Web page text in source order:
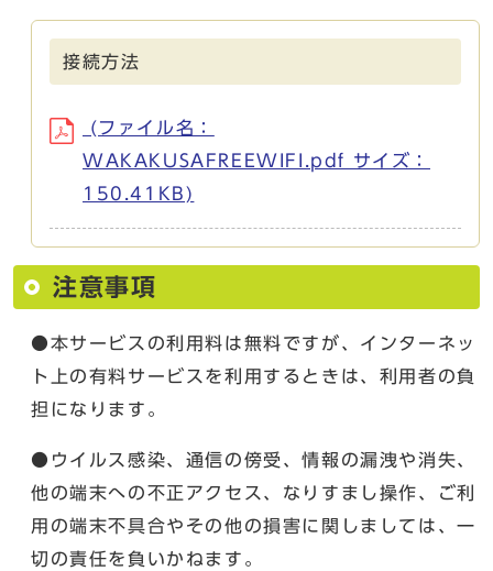
接続方法
(ファイル名：
WAKAKUSAFREEWIFI.pdf サイズ：
150.41KB)
注意事項
●本サービスの利用料は無料ですが、インターネッ
ト上の有料サービスを利用するときは、利用者の負
担になります。
●ウイルス感染、通信の傍受、情報の漏洩や消失、
他の端末への不正アクセス、なりすまし操作、ご利
用の端末不具合やその他の損害に関しましては、一
切の責任を負いかねます。